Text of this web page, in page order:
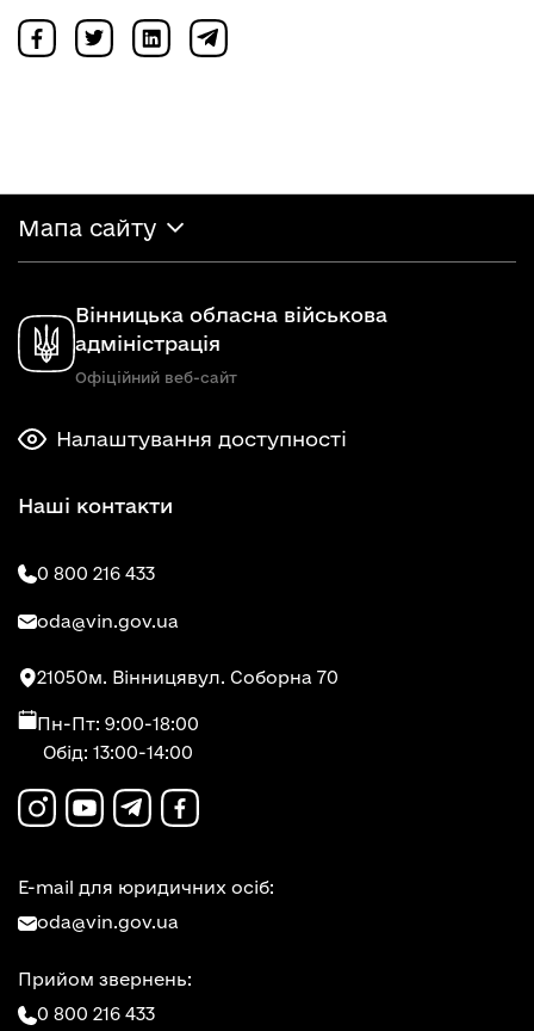
Мапа сайту
Вінницька обласна військова
адміністрація
Офіційний веб-сайт
Налаштування доступності
Наші контакти
0 800 216 433
oda@vin.gov.ua
21050м. Вінницявул. Соборна 70
Пн-Пт: 9:00-18:00
Обід: 13:00-14:00
E-mail для юридичних осіб:
oda@vin.gov.ua
Прийом звернень:
0 800 216 433